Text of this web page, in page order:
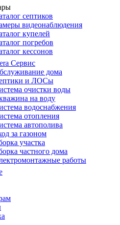
септиков
видеонаблюдения
купелей
погребов
кессонов
Сервис
дома
и ЛОСы
очистки воды
на воду
водоснабжения
отопления
автополива
за газоном
участка
частного дома
работы